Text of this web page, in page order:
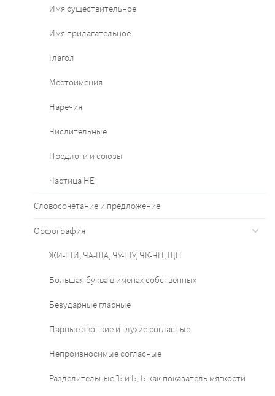
Имя существительное
Имя прилагательное
Глагол
Местоимения
Наречия
Числительные
Предлоги и союзы
Частица НЕ
Словосочетание и предложение
Орфография
ЖИ-ШИ, ЧА-ЩА, ЧУ-ЩУ, ЧК-ЧН, ЩН
Большая буква в именах собственных
Безударные гласные
Парные звонкие и глухие согласные
Непроизносимые согласные
Разделительные Ъ и Ь, Ь как показатель мягкости